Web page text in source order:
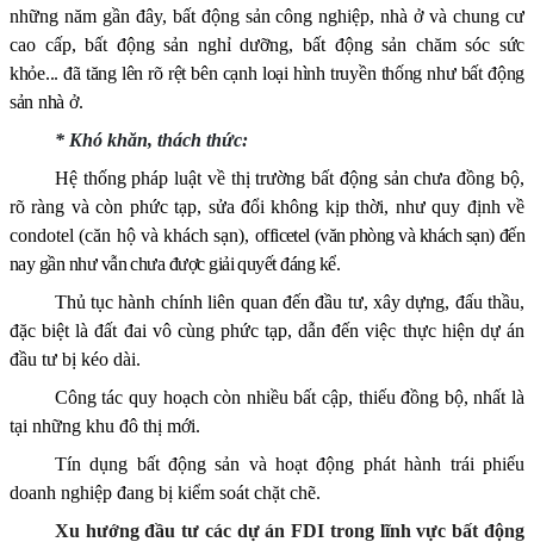
những năm gần đây, bất động sản công nghiệp, nhà ở và chung cư
cao cấp, bất động sản nghỉ dưỡng, bất động sản chăm sóc sức
khỏe... đã tăng lên rõ rệt bên cạnh loại hình truyền thống như bất động
sản nhà ở.
* Khó khăn, thách thức:
Hệ thống pháp luật về thị trường bất động sản chưa đồng bộ,
rõ ràng và còn phức tạp, sửa đổi không kịp thời, như quy định về
condotel (căn hộ và khách sạn), officetel (văn phòng và khách sạn) đến
nay gần như vẫn chưa được giải quyết đáng kể.
Thủ tục hành chính liên quan đến đầu tư, xây dựng, đấu thầu,
đặc biệt là đất đai vô cùng phức tạp, dẫn đến việc thực hiện dự án
đầu tư bị kéo dài.
Công tác quy hoạch còn nhiều bất cập, thiếu đồng bộ, nhất là
tại những khu đô thị mới.
Tín dụng bất động sản và hoạt động phát hành trái phiếu
doanh nghiệp đang bị kiểm soát chặt chẽ.
Xu hướng đầu tư các dự án FDI trong lĩnh vực bất động